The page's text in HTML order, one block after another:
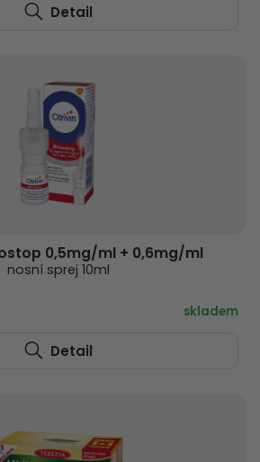
Detail
0,5mg/ml + 0,6mg/ml
nosní sprej 10ml
skladem
Detail